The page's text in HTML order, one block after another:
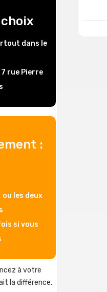
dans le
rue Pierre
:
les deux
si vous
à votre
la différence.